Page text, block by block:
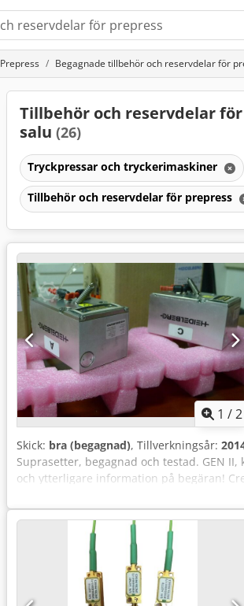
Prepress Begagnade tillbehör och reservdelar för
Tillbehör och reservdelar
salu (26)
Tryckpressar och tryckerimaskiner
Tillbehör och reservdelar för prepress
1 /2
Skick: bra (begagnad), Tillverkningsår:
Suprasetter, begagnad och testad. GEN
och ytterligare information på begäran!